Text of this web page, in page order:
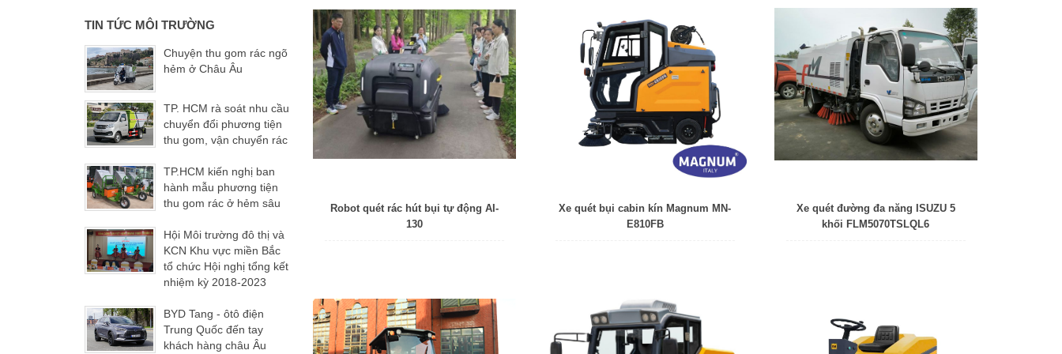
TIN TỨC MÔI TRƯỜNG
Chuyện thu gom rác ngõ
hẻm ở Châu Âu
TP. HCM rà soát nhu cầu
chuyển đổi phương tiện
thu gom, vận chuyển rác
TP.HCM kiến nghị ban
hành mẫu phương tiện
thu gom rác ở hẻm sâu
Hội Môi trường đô thị và
KCN Khu vực miền Bắc
tổ chức Hội nghị tổng kết
nhiệm kỳ 2018-2023
BYD Tang - ôtô điện
Trung Quốc đến tay
khách hàng châu Âu
Robot quét rác hút bụi tự động AI-
130
Xe quét bụi cabin kín Magnum MN-
E810FB
Xe quét đường đa năng ISUZU 5
khối FLM5070TSLQL6